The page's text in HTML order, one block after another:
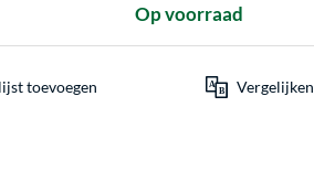
Op voorraad
toevoegen Vergelijken